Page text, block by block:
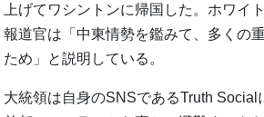
上げてワシントンに帰国した。ホワイ
報道官は「中東情勢を鑑みて、多くの
ため」と説明している。
大統領は自身のSNSであるTruth Social